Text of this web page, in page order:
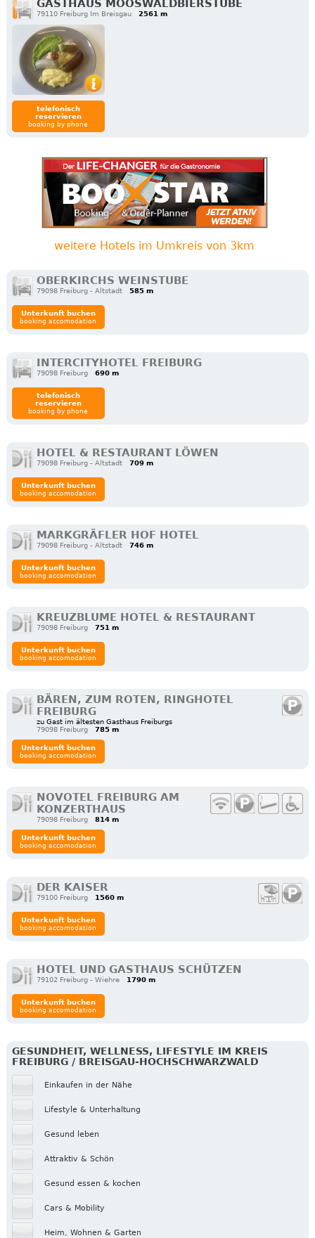
GASTHAUS MOOSWALDBIERSTUBE
79110 Freiburg Im Breisgau 2561 m
telefonisch
reservieren
booking by phone
weitere Hotels im Umkreis von 3km
OBERKIRCHS WEINSTUBE
79098 Freiburg - Altstadt 585 m
Unterkunft buchen
booking accomodation
INTERCITYHOTEL FREIBURG
79098 Freiburg 690 m
telefonisch
reservieren
booking by phone
HOTEL & RESTAURANT LÖWEN
79098 Freiburg - Altstadt 709 m
Unterkunft buchen
booking accomodation
MARKGRÄFLER HOF HOTEL
79098 Freiburg - Altstadt 746 m
Unterkunft buchen
booking accomodation
KREUZBLUME HOTEL & RESTAURANT
79098 Freiburg 751 m
Unterkunft buchen
booking accomodation
BÄREN, ZUM ROTEN, RINGHOTEL
FREIBURG
zu Gast im ältesten Gasthaus Freiburgs
79098 Freiburg
785 m
Unterkunft buchen
booking accomodation
NOVOTEL FREIBURG AM
KONZERTHAUS
79098 Freiburg 814 m
Unterkunft buchen
booking accomodation
DER KAISER
79100 Freiburg 1560 m
Unterkunft buchen
booking accomodation
HOTEL UND GASTHAUS SCHÜTZEN
79102 Freiburg - Wiehre 1790 m
Unterkunft buchen
booking accomodation
GESUNDHEIT, WELLNESS, LIFESTYLE IM KREIS
FREIBURG / BREISGAU-HOCHSCHWARZWALD
Einkaufen in der Nähe
Lifestyle & Unterhaltung
Gesund leben
Attraktiv & Schön
Gesund essen & kochen
Cars & Mobility
Heim, Wohnen & Garten